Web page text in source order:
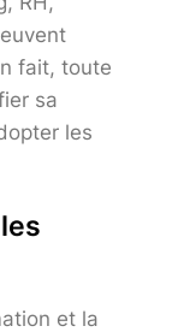
fait, toute
sa
les
et la